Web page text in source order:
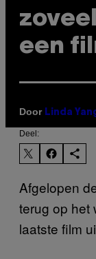
een
Door Linda
Deel:
Afgelopen
terug op het
laatste film